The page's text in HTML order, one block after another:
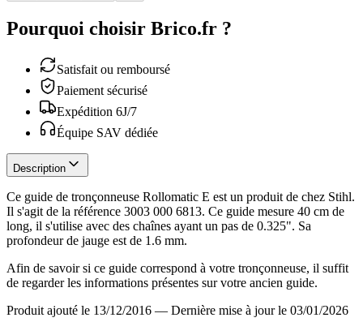
Pourquoi choisir Brico.fr ?
Satisfait ou remboursé
Paiement sécurisé
Expédition 6J/7
Équipe SAV dédiée
Description
Ce guide de tronçonneuse Rollomatic E est un produit de chez Stihl.
Il s'agit de la référence 3003 000 6813. Ce guide mesure 40 cm de
long, il s'utilise avec des chaînes ayant un pas de 0.325". Sa
profondeur de jauge est de 1.6 mm.
Afin de savoir si ce guide correspond à votre tronçonneuse, il suffit
de regarder les informations présentes sur votre ancien guide.
Produit ajouté le 13/12/2016 — Dernière mise à jour le 03/01/2026